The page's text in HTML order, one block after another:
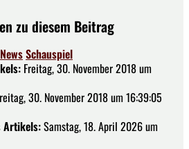
zu diesem Beitrag
NewsSchauspiel
Freitag, 30. November 2018 um
30. November 2018 um 16:39:05
Artikels:Samstag, 18. April 2026 um